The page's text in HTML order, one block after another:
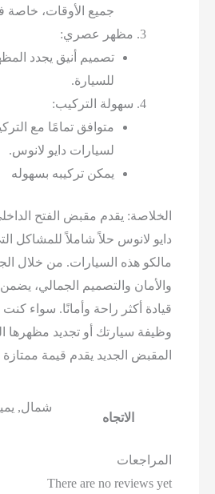
جميع الأوقات، خاصة في حالات
مظهر عصري:
تصميم أنيق يجدد المظهر الداخلي
سهولة التركيب:
متوافق تمامًا مع التركيبات
لسيارات دايو لانوس.
يمكن تركيبه بسهوله
يقدم مقبض الفتح الداخلي الجديد
لانوس حلاً شاملاً للمشاكل التي طالما
هذه السيارات. من خلال الجمع بين
والتصميم الجمالي، يضمن هذا المنتج
أكثر راحة وأمانًا. سواء كنت تبحث عن
سيارتك أو تجديد مظهرها الداخلي،
الجديد يقدم قيمة ممتازة مقابل
شمال, يمين
There are no reviews